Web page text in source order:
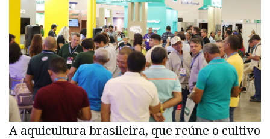
A aquicultura brasileira, que reúne o cultivo